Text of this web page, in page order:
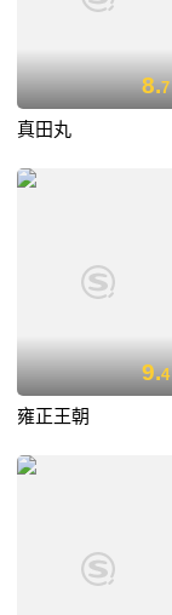
8.7
真田丸
9.4
雍正王朝